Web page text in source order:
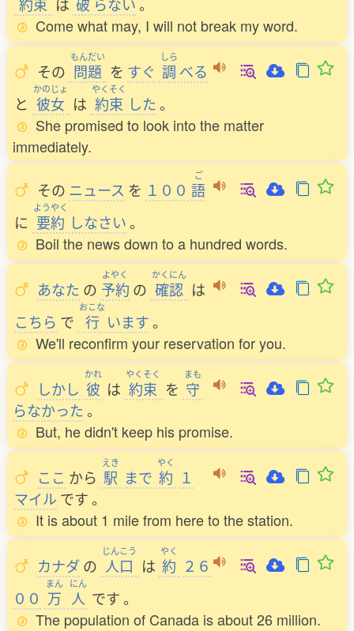
約束 は 破 らない。
Come what may, I will not break my word.
その
もんだい
問題 を すぐ
しら
調 べる
と
かのじょ
彼女 は
やくそく
約束 した。
She promised to look into the matter
immediately.
その ニュース を １００
ご
語
に
ようやく
要約 しなさい。
Boil the news down to a hundred words.
あなた の
よやく
予約 の
かくにん
確認 は
こちら で
おこな
行 います。
We'll reconfirm your reservation for you.
しかし
かれ
彼 は
やくそく
約束 を
まも
守
らなかった。
But, he didn't keep his promise.
ここ から
えき
駅 まで
やく
約 １
マイル です。
It is about 1 mile from here to the station.
カナダ の
じんこう
人口 は
やく
約 ２６
００
まん
万
にん
人 です。
The population of Canada is about 26 million.